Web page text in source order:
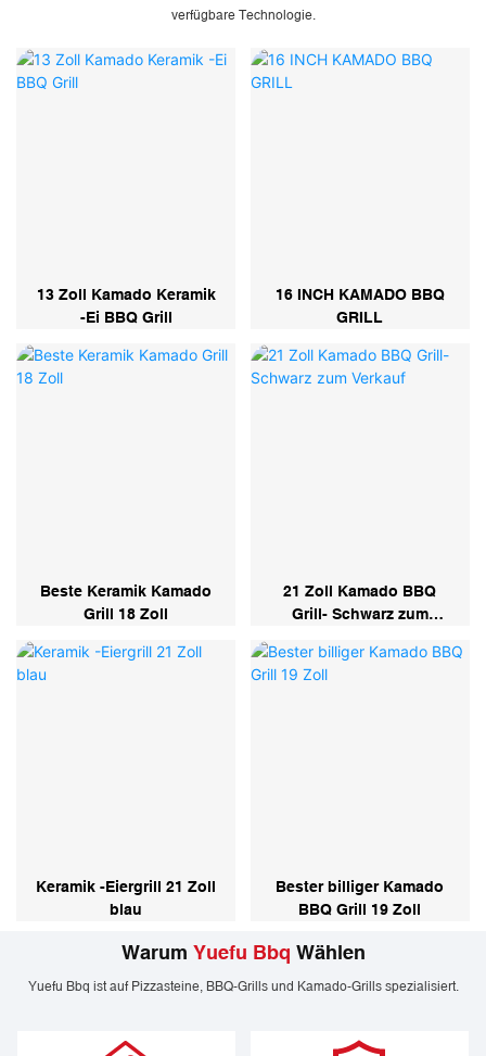
verfügbare Technologie.
13 Zoll Kamado Keramik
-Ei BBQ Grill
16 INCH KAMADO BBQ
GRILL
Beste Keramik Kamado
Grill 18 Zoll
21 Zoll Kamado BBQ
Grill- Schwarz zum
Keramik -Eiergrill 21 Zoll
blau
Bester billiger Kamado
BBQ Grill 19 Zoll
Warum Yuefu Bbq Wählen
Yuefu Bbq ist auf Pizzasteine, BBQ-Grills und Kamado-Grills spezialisiert.